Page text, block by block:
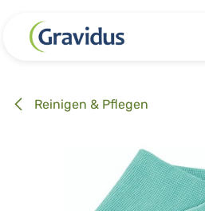
Reinigen & Pflegen